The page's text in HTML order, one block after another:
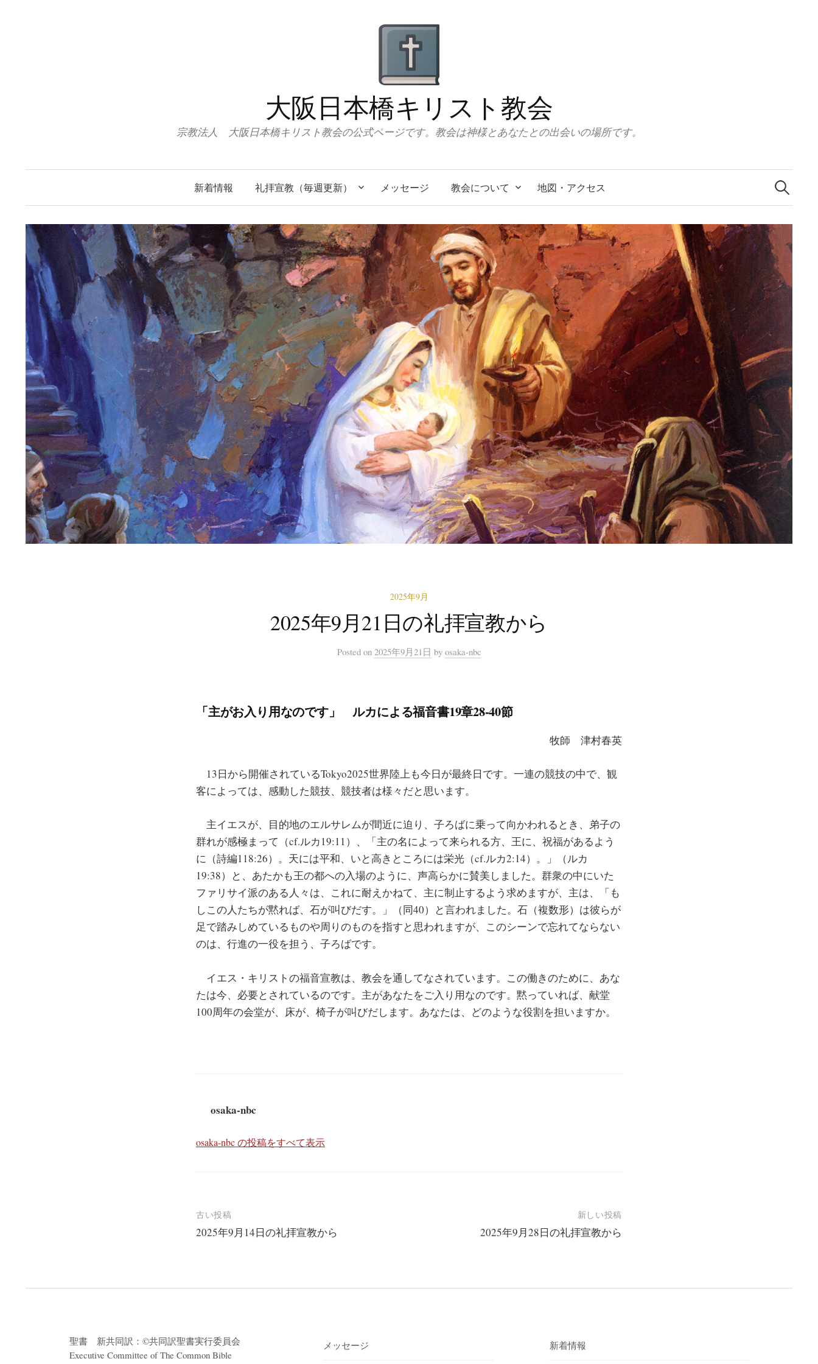
大阪日本橋キリスト教会
宗教法人 大阪日本橋キリスト教会の公式ページです。教会は神様とあなたとの出会いの場所です。
新着情報 礼拝宣教（毎週更新） メッセージ 教会について 地図・アクセス
検
索:
2025年9月
2025年9月21日の礼拝宣教から
Posted on 2025年9月21日 by osaka-nbc
「主がお入り用なのです」 ルカによる福音書19章28-40節
牧師 津村春英
13日から開催されているTokyo2025世界陸上も今日が最終日です。一連の競技の中で、観
客によっては、感動した競技、競技者は様々だと思います。
主イエスが、目的地のエルサレムが間近に迫り、子ろばに乗って向かわれるとき、弟子の
群れが感極まって（cf.ルカ19:11）、「主の名によって来られる方、王に、祝福があるよう
に（詩編118:26）。天には平和、いと高きところには栄光（cf.ルカ2:14）。」（ルカ
19:38）と、あたかも王の都への入場のように、声高らかに賛美しました。群衆の中にいた
ファリサイ派のある人々は、これに耐えかねて、主に制止するよう求めますが、主は、「も
しこの人たちが黙れば、石が叫びだす。」（同40）と言われました。石（複数形）は彼らが
足で踏みしめているものや周りのものを指すと思われますが、このシーンで忘れてならない
のは、行進の一役を担う、子ろばです。
イエス・キリストの福音宣教は、教会を通してなされています。この働きのために、あな
たは今、必要とされているのです。主があなたをご入り用なのです。黙っていれば、献堂
100周年の会堂が、床が、椅子が叫びだします。あなたは、どのような役割を担いますか。
osaka-nbc
osaka-nbc の投稿をすべて表示
投
稿
シ
ョ
古い投稿
2025年9月14日の礼拝宣教から
新しい投稿
2025年9月28日の礼拝宣教から
聖書 新共同訳：©共同訳聖書実行委員会
Executive Committee of The Common Bible
メッセージ 新着情報